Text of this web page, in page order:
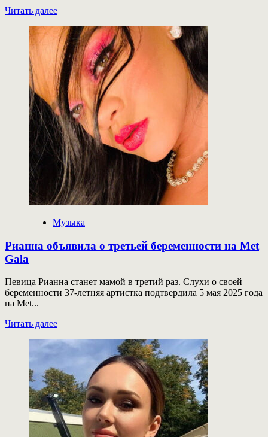
Читать далееПрочитать
о
Агата
Муцениеце
выйдет
замуж
за
Петра
Дрангу
Музыка
Рианна объявила о третьей беременности на Met
Gala
Певица Рианна станет мамой в третий раз. Слухи о своей
беременности 37-летняя артистка подтвердила 5 мая 2025 года
на Met...
Читать далееПрочитать
о
Рианна
объявила
о
третьей
беременности
на
Met
Gala